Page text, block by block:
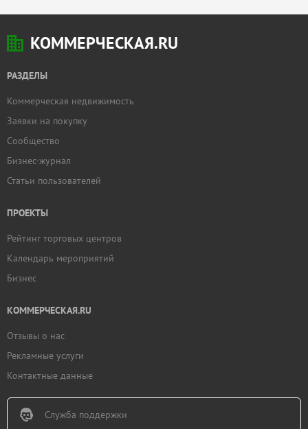
КОММЕРЧЕСКАЯ.RU
РАЗДЕЛЫ
Коммерческая недвижимость
Заявки на покупку
Сообщество
Бизнес-журнал
Статьи пользователей
ПРОЕКТЫ
Рейтинг торговых центров
Календарь мероприятий
Бизнес
КОММЕРЧЕСКАЯ.RU
Отзывы о нас
Рекламные услуги
Контактные данные
Служба поддержки